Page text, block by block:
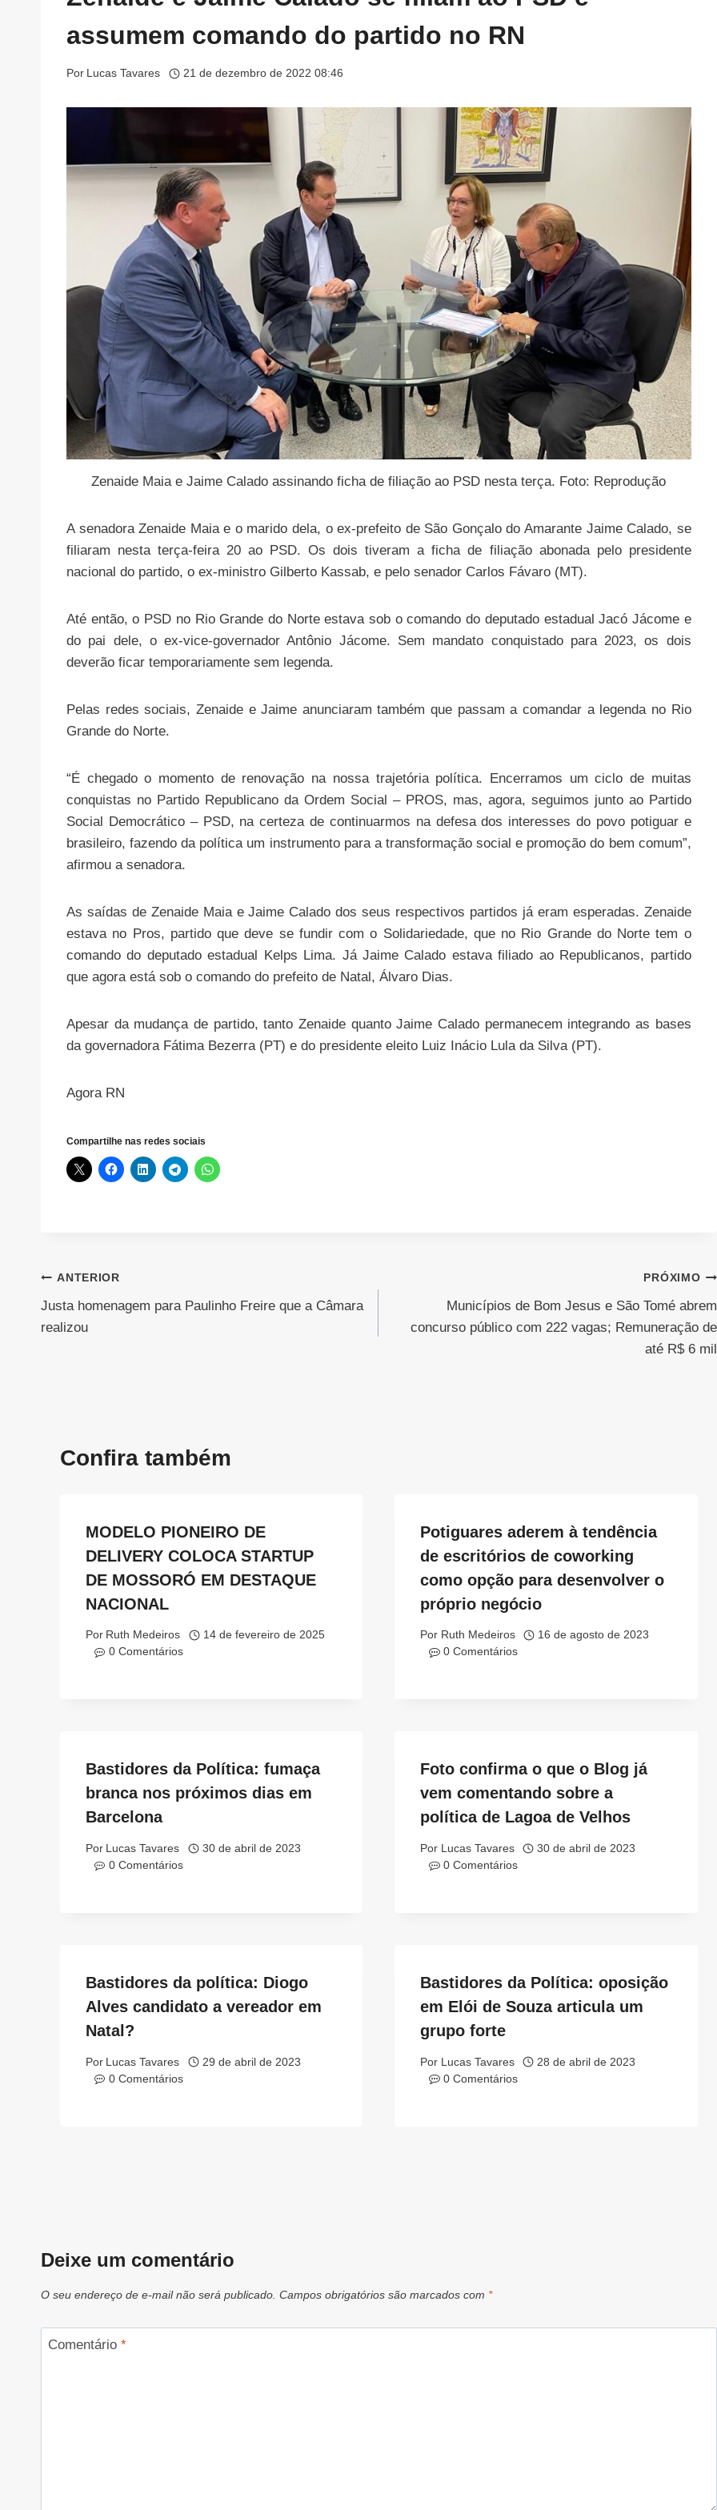
assumem comando do partido no RN
Por Lucas Tavares 21 de dezembro de 2022 08:46
Zenaide Maia e Jaime Calado assinando ficha de filiação ao PSD nesta terça. Foto: Reprodução
A senadora Zenaide Maia e o marido dela, o ex-prefeito de São Gonçalo do Amarante Jaime Calado, se
filiaram nesta terça-feira 20 ao PSD. Os dois tiveram a ficha de filiação abonada pelo presidente
nacional do partido, o ex-ministro Gilberto Kassab, e pelo senador Carlos Fávaro (MT).
Até então, o PSD no Rio Grande do Norte estava sob o comando do deputado estadual Jacó Jácome e
do pai dele, o ex-vice-governador Antônio Jácome. Sem mandato conquistado para 2023, os dois
deverão ficar temporariamente sem legenda.
Pelas redes sociais, Zenaide e Jaime anunciaram também que passam a comandar a legenda no Rio
Grande do Norte.
“É chegado o momento de renovação na nossa trajetória política. Encerramos um ciclo de muitas
conquistas no Partido Republicano da Ordem Social – PROS, mas, agora, seguimos junto ao Partido
Social Democrático – PSD, na certeza de continuarmos na defesa dos interesses do povo potiguar e
brasileiro, fazendo da política um instrumento para a transformação social e promoção do bem comum”,
afirmou a senadora.
As saídas de Zenaide Maia e Jaime Calado dos seus respectivos partidos já eram esperadas. Zenaide
estava no Pros, partido que deve se fundir com o Solidariedade, que no Rio Grande do Norte tem o
comando do deputado estadual Kelps Lima. Já Jaime Calado estava filiado ao Republicanos, partido
que agora está sob o comando do prefeito de Natal, Álvaro Dias.
Apesar da mudança de partido, tanto Zenaide quanto Jaime Calado permanecem integrando as bases
da governadora Fátima Bezerra (PT) e do presidente eleito Luiz Inácio Lula da Silva (PT).
Agora RN
Compartilhe nas redes sociais
Navegação
de
ANTERIOR
Justa homenagem para Paulinho Freire que a Câmara
realizou
PRÓXIMO
Municípios de Bom Jesus e São Tomé abrem
concurso público com 222 vagas; Remuneração de
até R$ 6 mil
Confira também
MODELO PIONEIRO DE
DELIVERY COLOCA STARTUP
DE MOSSORÓ EM DESTAQUE
NACIONAL
Por Ruth Medeiros
14 de fevereiro de 2025
0 Comentários
Potiguares aderem à tendência
de escritórios de coworking
como opção para desenvolver o
próprio negócio
Por Ruth Medeiros
16 de agosto de 2023
0 Comentários
Bastidores da Política: fumaça
branca nos próximos dias em
Barcelona
Por Lucas Tavares
30 de abril de 2023
0 Comentários
Foto confirma o que o Blog já
vem comentando sobre a
política de Lagoa de Velhos
Por Lucas Tavares
30 de abril de 2023
0 Comentários
Bastidores da política: Diogo
Alves candidato a vereador em
Natal?
Por Lucas Tavares
29 de abril de 2023
0 Comentários
Bastidores da Política: oposição
em Elói de Souza articula um
grupo forte
Por Lucas Tavares
28 de abril de 2023
0 Comentários
Deixe um comentário
O seu endereço de e-mail não será publicado. Campos obrigatórios são marcados com *
Comentário *